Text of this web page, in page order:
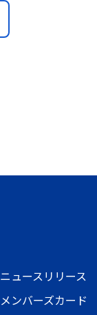
ニュースリリース
メンバーズカード